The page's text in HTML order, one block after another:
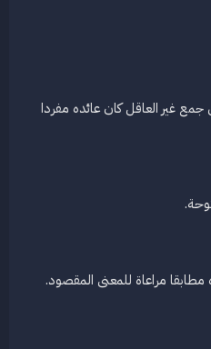
غير العاقل كان عائده مفردا